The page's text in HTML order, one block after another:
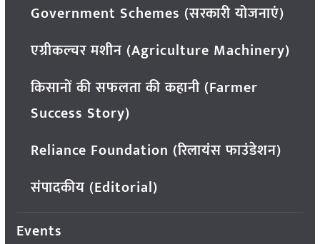
Government Schemes (सरकारी योजनाएं)
एग्रीकल्चर मशीन (Agriculture Machinery)
किसानों की सफलता की कहानी (Farmer
Success Story)
Reliance Foundation (रिलायंस फाउंडेशन)
संपादकीय (Editorial)
Events